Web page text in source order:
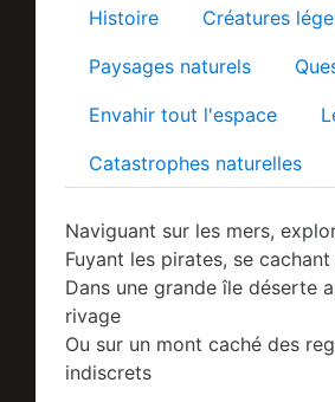
Histoire Créatures
Paysages naturels
Envahir tout l'espace
Catastrophes naturelles
Naviguant sur les mers,
Fuyant les pirates, se
Dans une grande île déserte
rivage
Ou sur un mont caché des
indiscrets